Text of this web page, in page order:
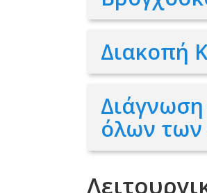
Διακοπή
όλων